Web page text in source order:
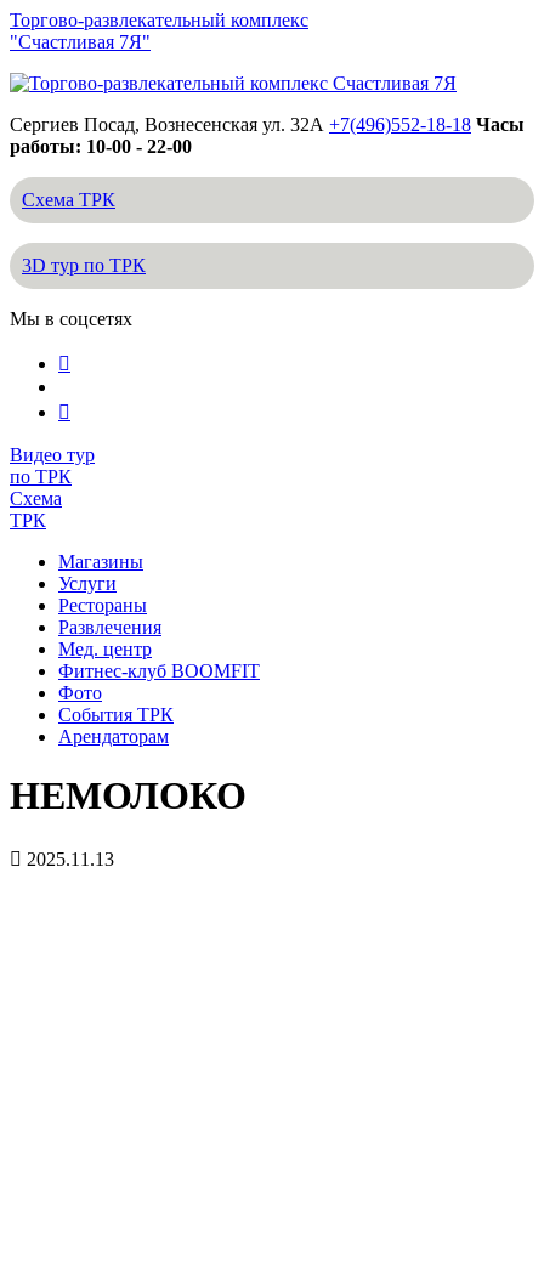
Торгово-развлекательный комплекс
"Счастливая 7Я"
Сергиев Посад, Вознесенская ул. 32А +7(496)552-18-18 Часы
работы: 10-00 - 22-00
Схема ТРК
3D тур по ТРК
Мы в соцсетях
Видео тур
по ТРК
Схема
ТРК
Магазины
Услуги
Рестораны
Развлечения
Мед. центр
Фитнес-клуб BOOMFIT
Фото
События ТРК
Арендаторам
НЕМОЛОКО
2025.11.13